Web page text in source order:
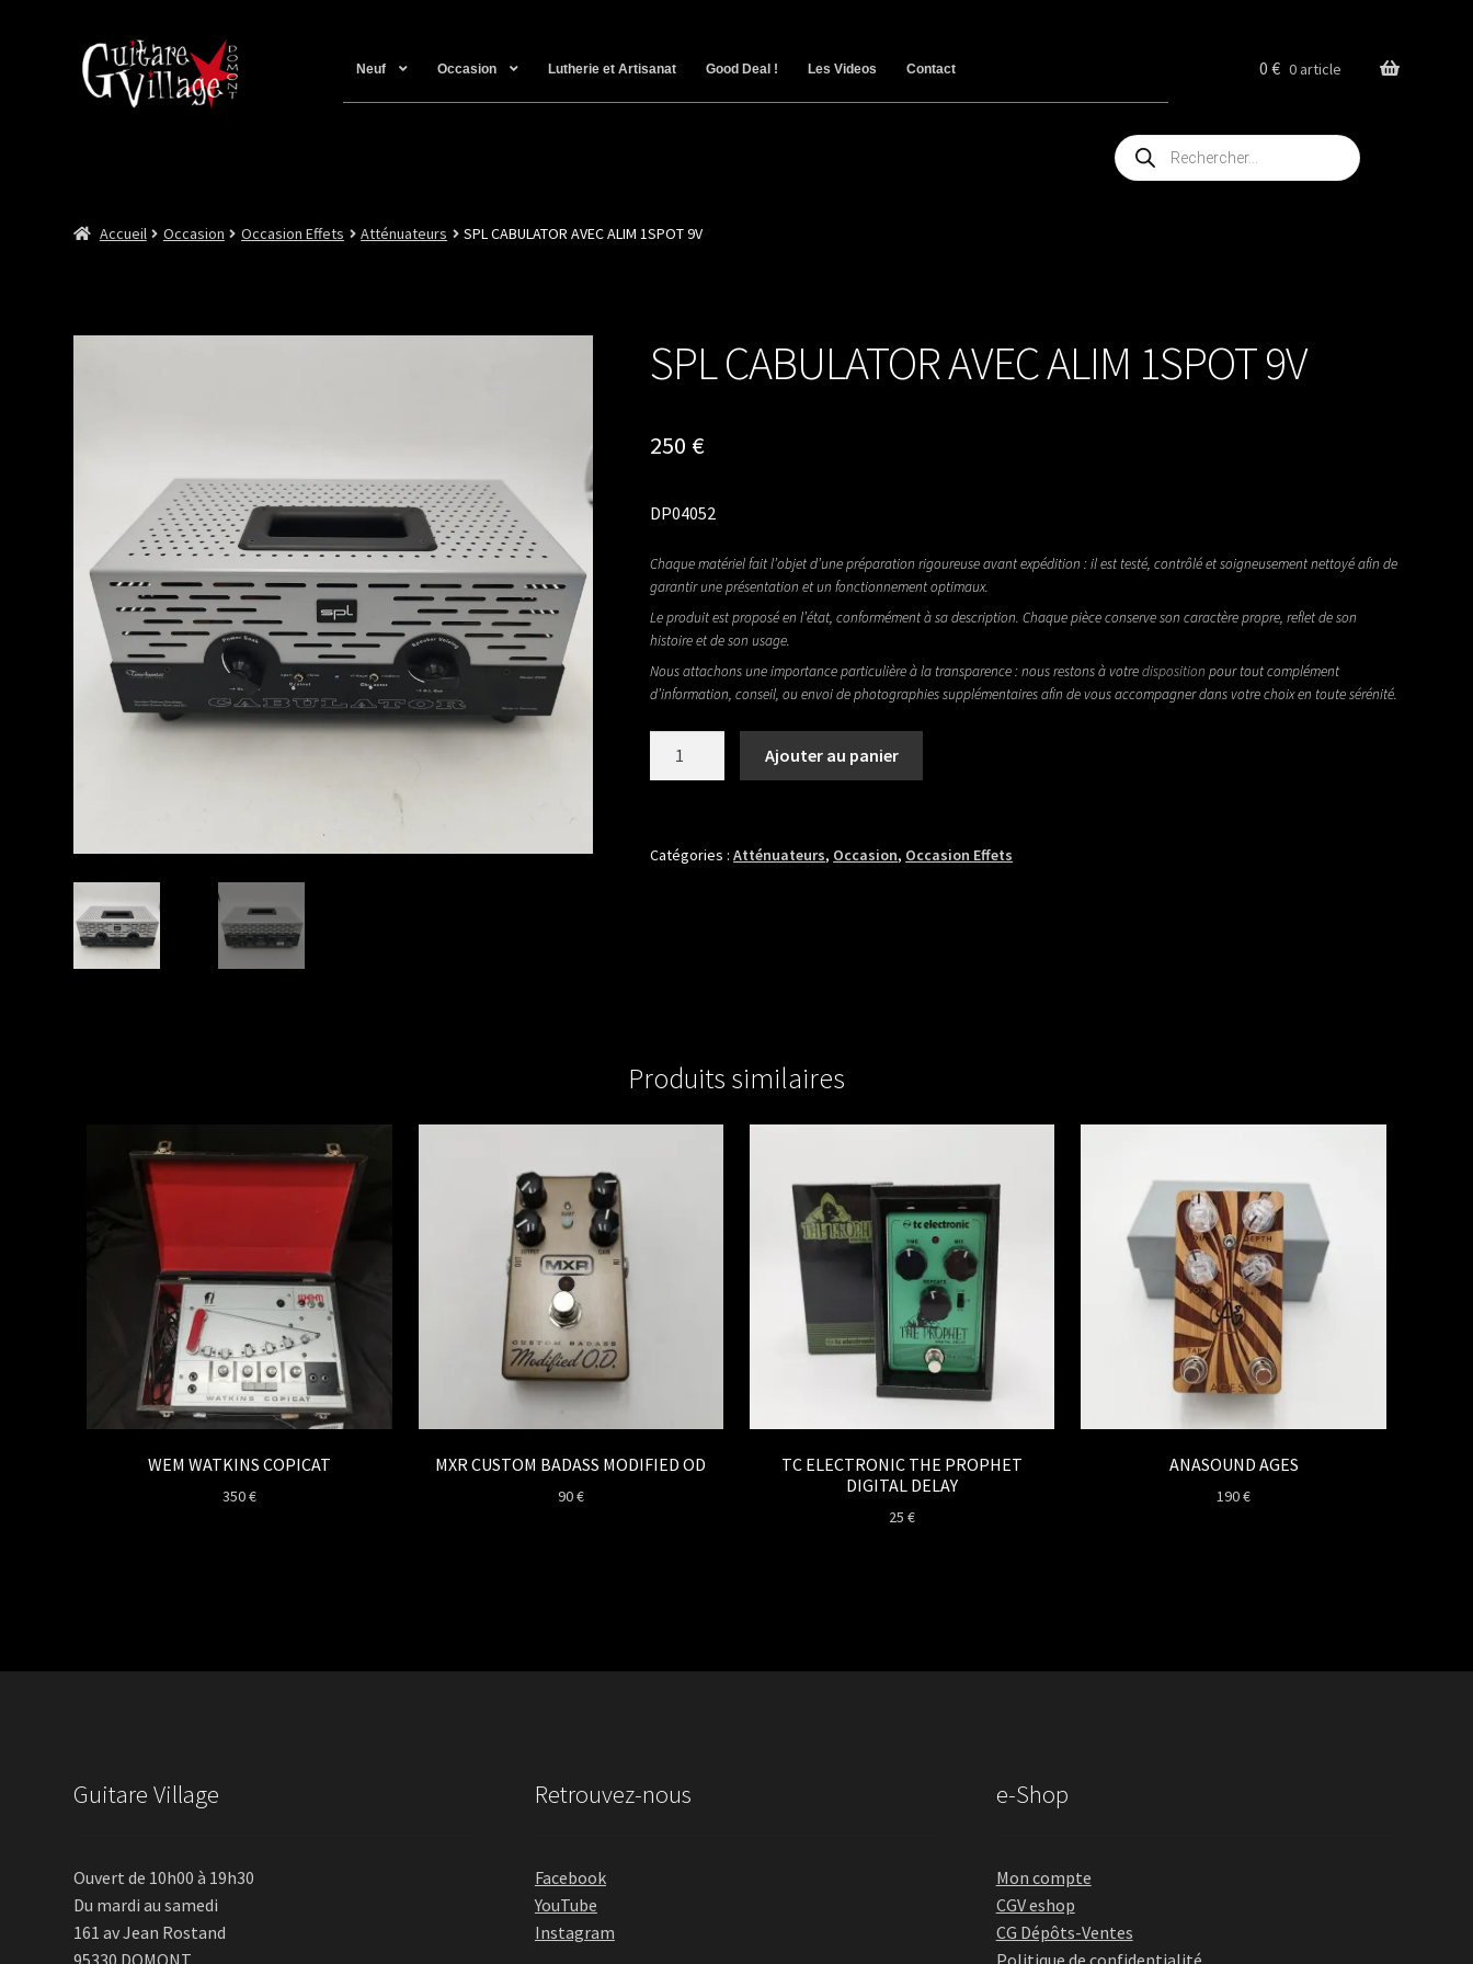
Neuf Occasion Lutherie et Artisanat Good Deal ! Les Videos Contact 0€ 0 article
Recherche
de
produits
Accueil Occasion Occasion Effets Atténuateurs SPL CABULATOR AVEC ALIM 1SPOT 9V
SPL CABULATOR AVEC ALIM 1SPOT 9V
250 €
DP04052
Chaque matériel fait l’objet d’une préparation rigoureuse avant expédition : il est testé, contrôlé et soigneusement nettoyé afin de
garantir une présentation et un fonctionnement optimaux.
Le produit est proposé en l’état, conformément à sa description. Chaque pièce conserve son caractère propre, reflet de son
histoire et de son usage.
Nous attachons une importance particulière à la transparence : nous restons à votredisposition pour tout complément
d’information, conseil, ou envoi de photographies supplémentaires afin de vous accompagner dans votre choix en toute sérénité.
AVEC
Ajouter au panier
Catégories :Atténuateurs, Occasion, Occasion Effets
Produits similaires
WEM WATKINS COPICAT
350€
MXR CUSTOM BADASS MODIFIED OD
90€
TC ELECTRONIC THE PROPHET
DIGITAL DELAY
25€
ANASOUND AGES
190€
Guitare Village
Ouvert de 10h00 à 19h30
Du mardi au samedi
161 av Jean Rostand
Retrouvez-nous
Facebook
YouTube
Instagram
e-Shop
Mon compte
CGV eshop
CG Dépôts-Ventes